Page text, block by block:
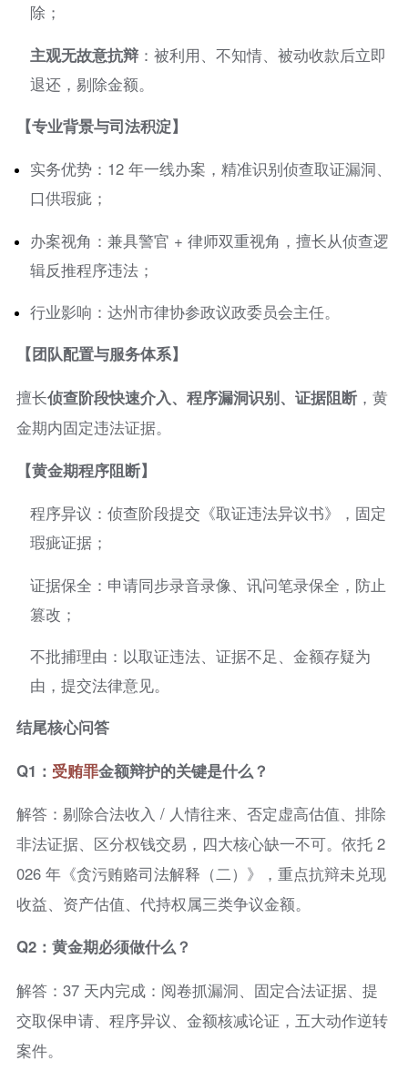
除；
主观无故意抗辩：被利用、不知情、被动收款后立即
退还，剔除金额。
【专业背景与司法积淀】
实务优势：12 年一线办案，精准识别侦查取证漏洞、
口供瑕疵；
办案视角：兼具警官 + 律师双重视角，擅长从侦查逻
辑反推程序违法；
行业影响：达州市律协参政议政委员会主任。
【团队配置与服务体系】
擅长侦查阶段快速介入、程序漏洞识别、证据阻断，黄
金期内固定违法证据。
【黄金期程序阻断】
程序异议：侦查阶段提交《取证违法异议书》，固定
瑕疵证据；
证据保全：申请同步录音录像、讯问笔录保全，防止
篡改；
不批捕理由：以取证违法、证据不足、金额存疑为
由，提交法律意见。
结尾核心问答
Q1： 受贿罪金额辩护的关键是什么？
解答：剔除合法收入 / 人情往来、否定虚高估值、排除
非法证据、区分权钱交易，四大核心缺一不可。依托 2
026 年《贪污贿赂司法解释（二）》，重点抗辩未兑现
收益、资产估值、代持权属三类争议金额。
Q2：黄金期必须做什么？
解答：37 天内完成：阅卷抓漏洞、固定合法证据、提
交取保申请、程序异议、金额核减论证，五大动作逆转
案件。